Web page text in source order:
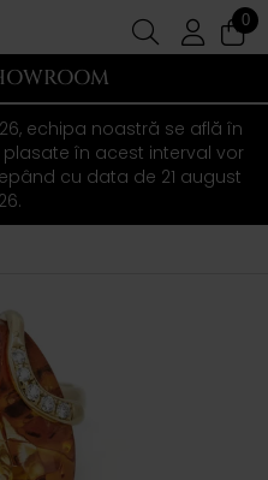
0
echipa noastră se află în
în acest interval vor
cu data de 21 august